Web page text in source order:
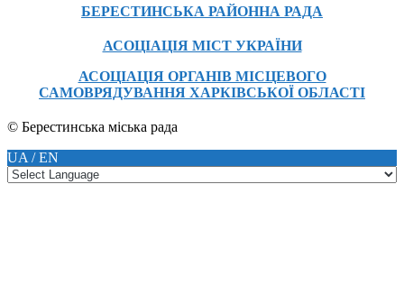
БЕРЕСТИНСЬКА РАЙОННА РАДА
АСОЦІАЦІЯ МІСТ УКРАЇНИ
АСОЦІАЦІЯ ОРГАНІВ МІСЦЕВОГО
САМОВРЯДУВАННЯ ХАРКІВСЬКОЇ ОБЛАСТІ
© Берестинська міська рада
UA / EN